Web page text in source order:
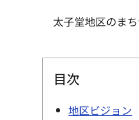
太子堂地区のま
目次
地区ビジョン